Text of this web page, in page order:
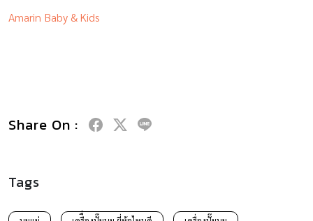
Amarin Baby & Kids
Share On :
Tags